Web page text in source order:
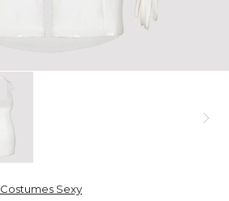
Costumes Sexy